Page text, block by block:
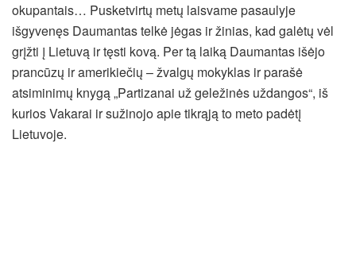
okupantais… Pusketvirtų metų laisvame pasaulyje
išgyvenęs Daumantas telkė jėgas ir žinias, kad galėtų vėl
grįžti į Lietuvą ir tęsti kovą. Per tą laiką Daumantas išėjo
prancūzų ir amerikiečių – žvalgų mokyklas ir parašė
atsiminimų knygą „Partizanai už geležinės uždangos“, iš
kurios Vakarai ir sužinojo apie tikrąją to meto padėtį
Lietuvoje.